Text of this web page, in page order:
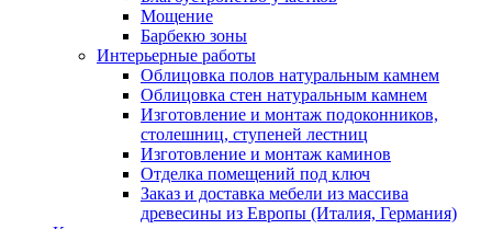
Мощение
Барбекю зоны
Интерьерные работы
Облицовка полов натуральным камнем
Облицовка стен натуральным камнем
Изготовление и монтаж подоконников,
столешниц, ступеней лестниц
Изготовление и монтаж каминов
Отделка помещений под ключ
Заказ и доставка мебели из массива
древесины из Европы (Италия, Германия)